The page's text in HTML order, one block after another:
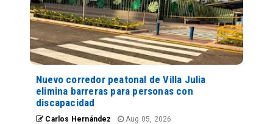
Nuevo corredor peatonal de Villa Julia
elimina barreras para personas con
discapacidad
Carlos Hernández Aug 05, 2026